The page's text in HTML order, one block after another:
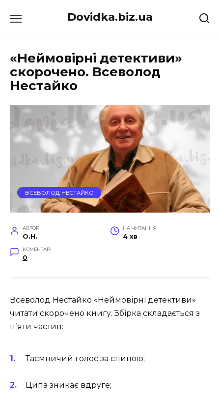
до
Dovidka.biz.ua
«Неймовірні детективи»
скорочено. Всеволод
Нестайко
ВСЕВОЛОД НЕСТАЙКО
АВТОР
O.H.
НА ЧИТАННЯ
4 хв
КОМЕНТАРІ
0
Всеволод Нестайко «Неймовірні детективи»
читати скорочено книгу. Збірка складається з
пʼяти частин:
Таємничий голос за спиною;
Ципа зникає вдруге;